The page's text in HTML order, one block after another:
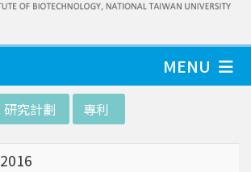
MENU
研究計劃 專利
2016